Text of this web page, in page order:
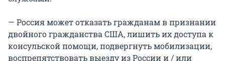
— Россия может отказать гражданам в признании
двойного гражданства США, лишить их доступа к
консульской помощи, подвергнуть мобилизации,
воспрепятствовать выезду из России и / или